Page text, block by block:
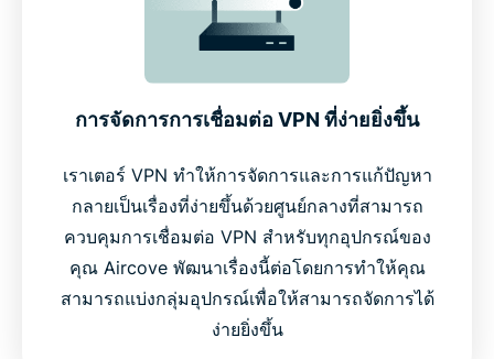
การจัดการการเชื่อมต่อ VPN ที่ง่ายยิ่งขึ้น
เราเตอร์ VPN ทำให้การจัดการและการแก้ปัญหา
กลายเป็นเรื่องที่ง่ายขึ้นด้วยศูนย์กลางที่สามารถ
ควบคุมการเชื่อมต่อ VPN สำหรับทุกอุปกรณ์ของ
คุณ Aircove พัฒนาเรื่องนี้ต่อโดยการทำให้คุณ
สามารถแบ่งกลุ่มอุปกรณ์เพื่อให้สามารถจัดการได้
ง่ายยิ่งขึ้น